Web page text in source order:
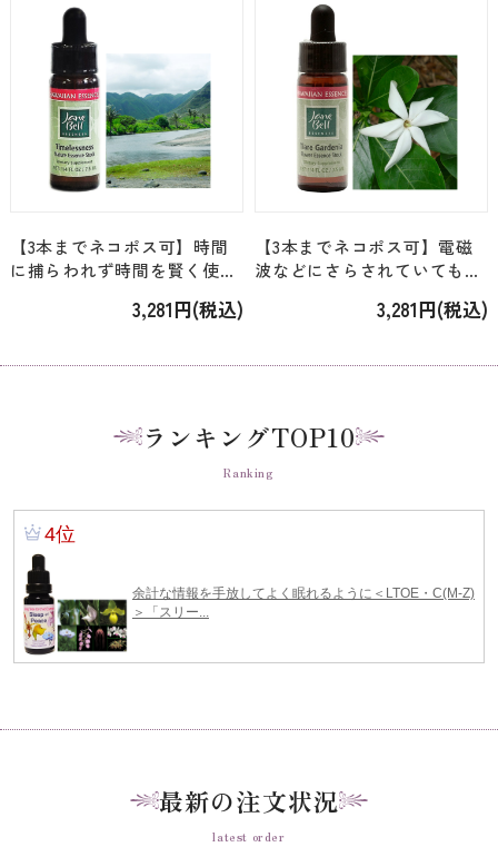
【3本までネコポス可】時間
に捕らわれず時間を賢く使う
＞「タイムレスネス」 [7.5ml]
3,281円(税込)
【3本までネコポス可】電磁
波などにさらされていても快
ェーンベル・ハワイアン＞
[7.5ml]
3,281円(税込)
ランキングTOP10
Ranking
最新の注文状況
latest order